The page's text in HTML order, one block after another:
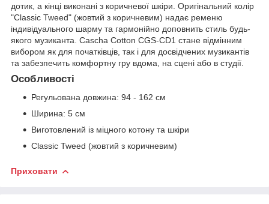
дотик, а кінці виконані з коричневої шкіри. Оригінальний колір
"Classic Tweed" (жовтий з коричневим) надає ременю
індивідуального шарму та гармонійно доповнить стиль будь-
якого музиканта. Cascha Cotton CGS-CD1 стане відмінним
вибором як для початківців, так і для досвідчених музикантів
та забезпечить комфортну гру вдома, на сцені або в студії.
Особливості
Регульована довжина: 94 - 162 см
Ширина: 5 см
Виготовлений із міцного котону та шкіри
Classic Tweed (жовтий з коричневим)
Приховати